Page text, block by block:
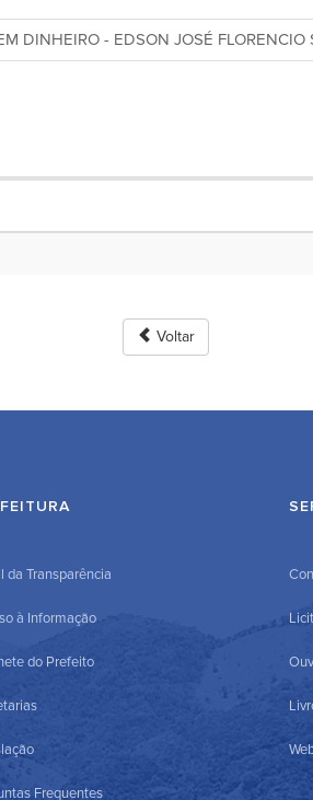
DINHEIRO - EDSON JOSÉ FLORENCIO
Voltar
da Transparência
à Informação
do Prefeito
Frequentes